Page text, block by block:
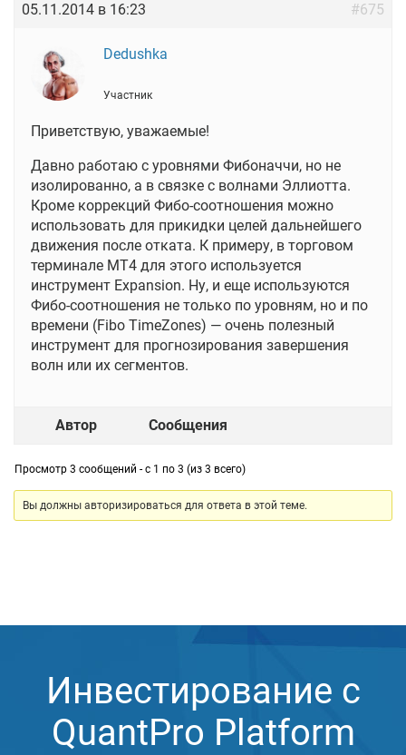
05.11.2014 в 16:23 #675
Dedushka
Участник
Приветствую, уважаемые!
Давно работаю с уровнями Фибоначчи, но не
изолированно, а в связке с волнами Эллиотта.
Кроме коррекций Фибо-соотношения можно
использовать для прикидки целей дальнейшего
движения после отката. К примеру, в торговом
терминале МТ4 для этого используется
инструмент Expansion. Ну, и еще используются
Фибо-соотношения не только по уровням, но и по
времени (Fibo TimeZones) — очень полезный
инструмент для прогнозирования завершения
волн или их сегментов.
Автор Сообщения
Просмотр 3 сообщений - с 1 по 3 (из 3 всего)
Вы должны авторизироваться для ответа в этой теме.
Инвестирование с
QuantPro Platform